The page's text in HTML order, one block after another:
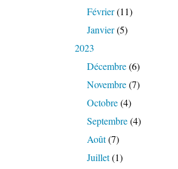
Février(11)
Janvier(5)
2023
Décembre(6)
Novembre(7)
Octobre(4)
Septembre(4)
Août(7)
Juillet(1)